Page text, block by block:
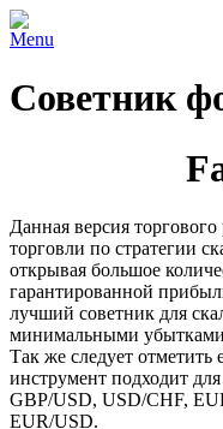
Menu
Советник
Данная версия
торговли по стратегии
открывая большое
гарантированной
лучший советник для
минимальными
Так же следует отметить
инструмент подходит
GBP/USD, USD/CHF,
EUR/USD.